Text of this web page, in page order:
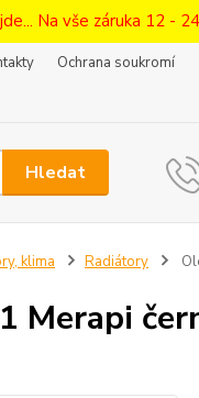
Na vše záruka 12 -
Ochrana soukromí
Hledat
klima Radiátory
Merapi